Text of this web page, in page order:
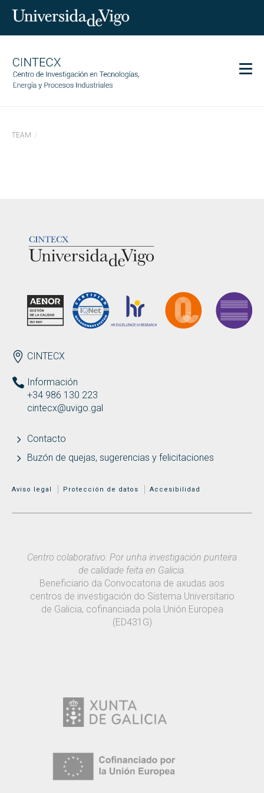
Investigación
Igualdad
GL EN Search
por:
BUSCAR
TEAM
ENDEREZO ES
CINTECX
Información
+34 986 130 223
cintecx@uvigo.gal
Contacto
Buzón de quejas, sugerencias y felicitaciones
MENÚ ADICIONAL
Aviso legal Protección de datos Accesibilidad
Centro colaborativo: Por unha investigación punteira
de calidade feita en Galicia.
Beneficiario da Convocatoria de axudas aos
centros de investigación do Sistema Universitario
de Galicia, cofinanciada pola Unión Europea
(ED431G)